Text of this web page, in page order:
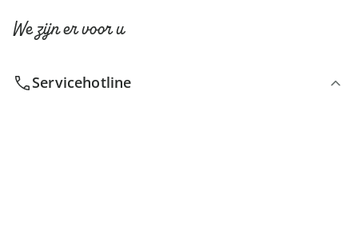
We zijn er voor u
Servicehotline